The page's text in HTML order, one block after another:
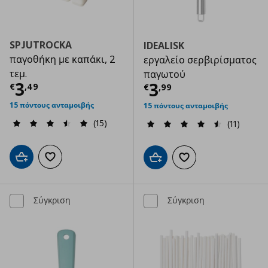
SPJUTROCKA
παγοθήκη με καπάκι, 2
τεμ.
€3,49
Τρέχουσα τιμή € 3,49
15 πόντους ανταμοιβής
(15)
Προσθήκη στο καλάθι
Προσθήκη στα αγαπημένα
IDEALISK
εργαλείο σερβιρίσματος
παγωτού
€3,99
Τρέχουσα
15 πόντους ανταμοιβής
(11)
Προσθήκη στο καλάθι
Προσθήκη στα
Σύγκριση Σύγκριση